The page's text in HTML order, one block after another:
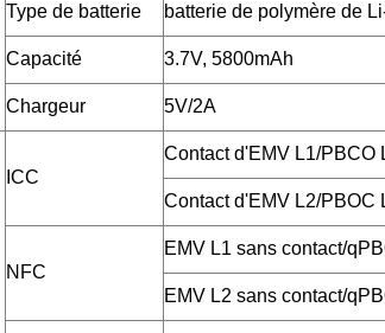
Type de batterie batterie de polymère de
Capacité 3.7V, 5800mAh
Chargeur 5V/2A
ICC
Contact d'EMV L1/PBCO
Contact d'EMV L2/PBOC
NFC
EMV L1 sans contact/
EMV L2 sans contact/